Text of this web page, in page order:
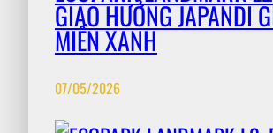
GIAO HƯỞNG JAPANDI
MIỀN XANH
07/05/2026